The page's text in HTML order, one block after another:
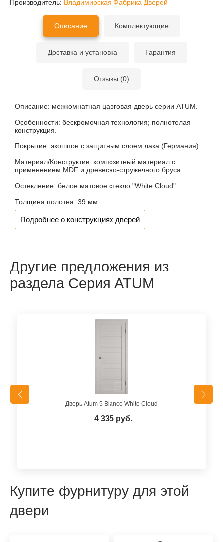
Производитель: Владимирская Фабрика Дверей
Описание Комплектующие
Доставка и установка Гарантия
Отзывы (0)
Описание: межкомнатная царговая дверь серии ATUM.
Особенности: бескромочная технология; полнотелая
конструкция.
Покрытие: экошпон с защитным слоем лака (Германия).
Материал/Конструктив: композитный материал с
применением MDF и древесно-стружечного бруса.
Остекление: белое матовое стекло "White Cloud".
Толщина полотна: 39 мм.
Подробнее о конструкциях дверей
Другие предложения из
раздела Серия ATUM
Дверь Atum 5 Bianco White Cloud
4 335 руб.
Купите фурнитуру для этой
двери